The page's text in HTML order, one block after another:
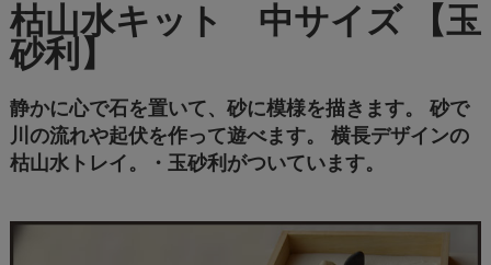
枯山水キット 中サイズ 【玉
砂利】
静かに心で石を置いて、砂に模様を描きます。 砂で
川の流れや起伏を作って遊べます。 横長デザインの
枯山水トレイ。・玉砂利がついています。